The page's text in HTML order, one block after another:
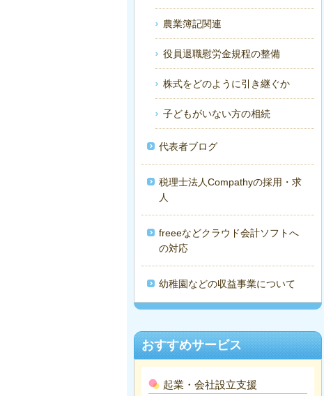
農業簿記関連
役員退職慰労金規程の整備
株式をどのように引き継ぐか
子どもがいない方の相続
代表者ブログ
税理士法人Compathyの採用・求
人
freeeなどクラウド会計ソフトへ
の対応
幼稚園などの収益事業について
おすすめサービス
起業・会社設立支援